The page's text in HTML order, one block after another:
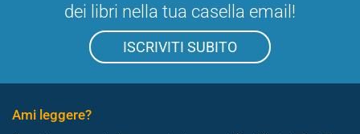
dei libri nella tua casella email!
ISCRIVITI SUBITO
Ami leggere?